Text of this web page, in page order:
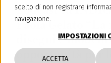
scelto di non registrare
navigazione.
IMPOSTAZIONI
ACCETTA
Podcast su
Paola Gelato “La
disegni e
opportunità per